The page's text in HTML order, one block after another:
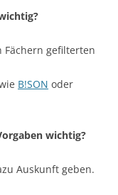
Fächern gefilterten
B!SON oder
wichtig?
Auskunft geben.